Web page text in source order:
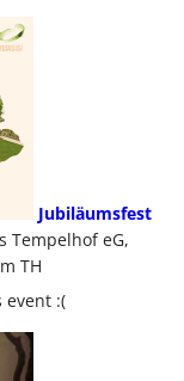
Jubiläumsfest
Tempelhof eG,
TH
event :(